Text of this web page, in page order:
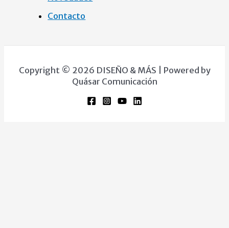
Contacto
Copyright © 2026 DISEÑO & MÁS | Powered by
Quásar Comunicación